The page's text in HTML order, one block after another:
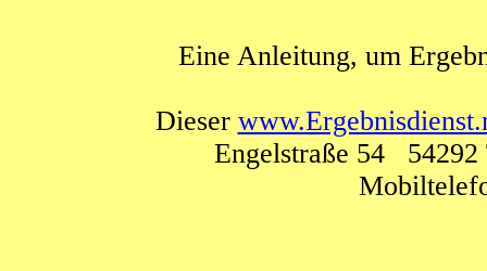
Eine Anleitung, um
Dieser
Engelstraße 54